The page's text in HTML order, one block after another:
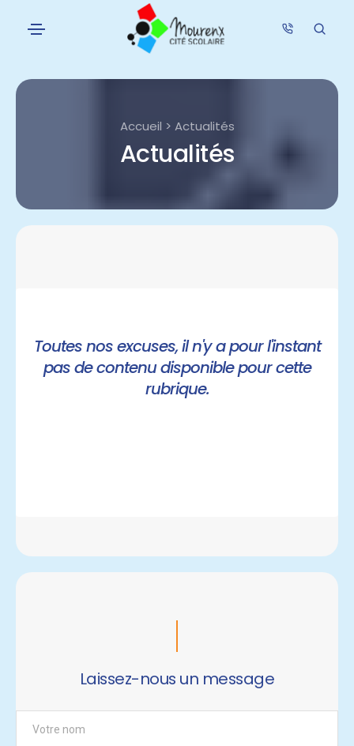
Accueil > Actualités
Actualités
Toutes nos excuses, il n'y a pour l'instant
pas de contenu disponible pour cette
rubrique.
Laissez-nous un message